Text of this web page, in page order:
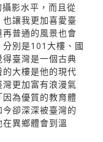
影水平，而且從
讓我更加喜愛臺
普通的風景也會
別是101大樓、國
臺灣是一個古典
大樓是他的現代
更加富有浪漫氣
為優質的教育體
卻深深被臺灣的
異鄉體會到溫